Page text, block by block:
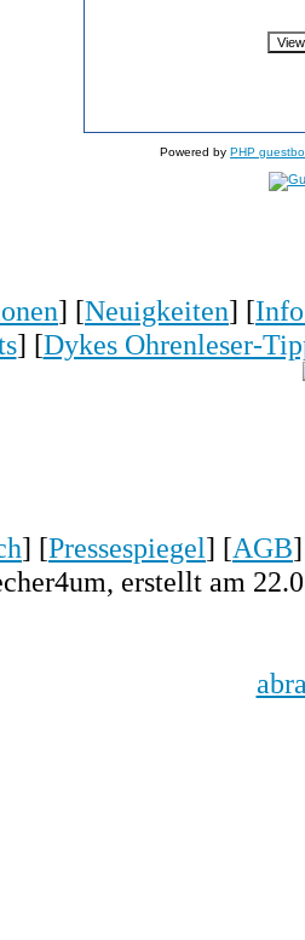
Powered by PHP
] [Neuigkeiten] [
] [Dykes Ohrenleser-
] [Pressespiegel] [AGB
erstellt am